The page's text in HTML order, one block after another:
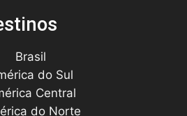
Brasil
do Sul
Central
do Norte